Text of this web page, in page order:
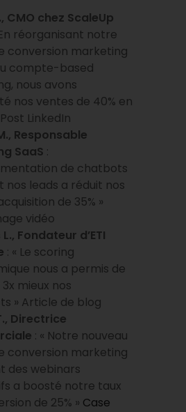
CMO chez ScaleUp
réorganisant notre
conversion marketing
compte-based
nous avons
nos ventes de 40% en
LinkedIn
Responsable
SaaS :
de chatbots
nos leads a réduit nos
de 35% »
vidéo
Fondateur d’ETI
: « Le scoring
nous a permis de
mieux nos
» Article de blog
Directrice
: « Notre nouveau
conversion marketing
des webinars
a boosté notre taux
de 25% » Case